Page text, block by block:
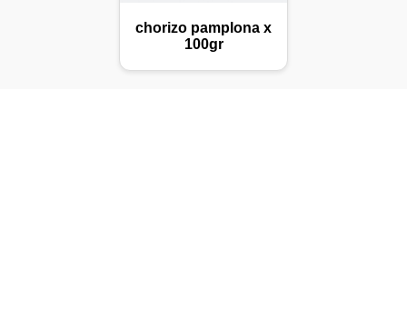
chorizo pamplona x
100gr